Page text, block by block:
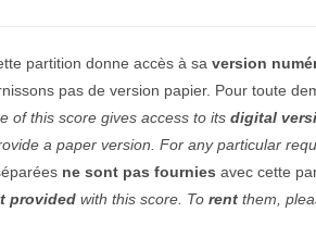
partition donne accès à sa version
pas de version papier. Pour toute
of this score gives access to its digital
a paper version. For any particular
ne sont pas fournies avec cette
provided with this score. To rent them,